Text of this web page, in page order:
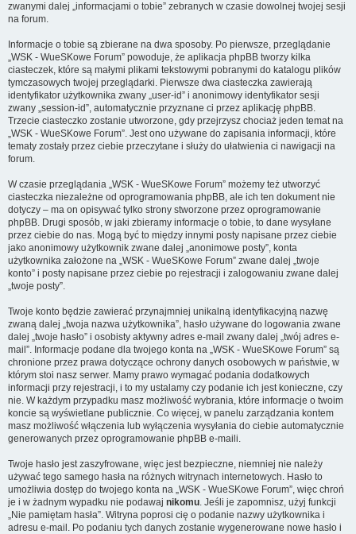
zwanymi dalej „informacjami o tobie” zebranych w czasie dowolnej twojej sesji
na forum.
Informacje o tobie są zbierane na dwa sposoby. Po pierwsze, przeglądanie
„WSK - WueSKowe Forum” powoduje, że aplikacja phpBB tworzy kilka
ciasteczek, które są małymi plikami tekstowymi pobranymi do katalogu plików
tymczasowych twojej przeglądarki. Pierwsze dwa ciasteczka zawierają
identyfikator użytkownika zwany „user-id” i anonimowy identyfikator sesji
zwany „session-id”, automatycznie przyznane ci przez aplikację phpBB.
Trzecie ciasteczko zostanie utworzone, gdy przejrzysz chociaż jeden temat na
„WSK - WueSKowe Forum”. Jest ono używane do zapisania informacji, które
tematy zostały przez ciebie przeczytane i służy do ułatwienia ci nawigacji na
forum.
W czasie przeglądania „WSK - WueSKowe Forum” możemy też utworzyć
ciasteczka niezależne od oprogramowania phpBB, ale ich ten dokument nie
dotyczy – ma on opisywać tylko strony stworzone przez oprogramowanie
phpBB. Drugi sposób, w jaki zbieramy informacje o tobie, to dane wysyłane
przez ciebie do nas. Mogą być to między innymi posty napisane przez ciebie
jako anonimowy użytkownik zwane dalej „anonimowe posty”, konta
użytkownika założone na „WSK - WueSKowe Forum” zwane dalej „twoje
konto” i posty napisane przez ciebie po rejestracji i zalogowaniu zwane dalej
„twoje posty”.
Twoje konto będzie zawierać przynajmniej unikalną identyfikacyjną nazwę
zwaną dalej „twoja nazwa użytkownika”, hasło używane do logowania zwane
dalej „twoje hasło” i osobisty aktywny adres e-mail zwany dalej „twój adres e-
mail”. Informacje podane dla twojego konta na „WSK - WueSKowe Forum” są
chronione przez prawa dotyczące ochrony danych osobowych w państwie, w
którym stoi nasz serwer. Mamy prawo wymagać podania dodatkowych
informacji przy rejestracji, i to my ustalamy czy podanie ich jest konieczne, czy
nie. W każdym przypadku masz możliwość wybrania, które informacje o twoim
koncie są wyświetlane publicznie. Co więcej, w panelu zarządzania kontem
masz możliwość włączenia lub wyłączenia wysyłania do ciebie automatycznie
generowanych przez oprogramowanie phpBB e-maili.
Twoje hasło jest zaszyfrowane, więc jest bezpieczne, niemniej nie należy
używać tego samego hasła na różnych witrynach internetowych. Hasło to
umożliwia dostęp do twojego konta na „WSK - WueSKowe Forum”, więc chroń
je i w żadnym wypadku nie podawaj nikomu. Jeśli je zapomnisz, użyj funkcji
„Nie pamiętam hasła”. Witryna poprosi cię o podanie nazwy użytkownika i
adresu e-mail. Po podaniu tych danych zostanie wygenerowane nowe hasło i